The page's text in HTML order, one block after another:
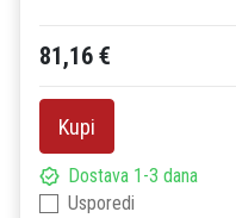
81,16 €
Kupi
Dostava 1-3 dana
Usporedi